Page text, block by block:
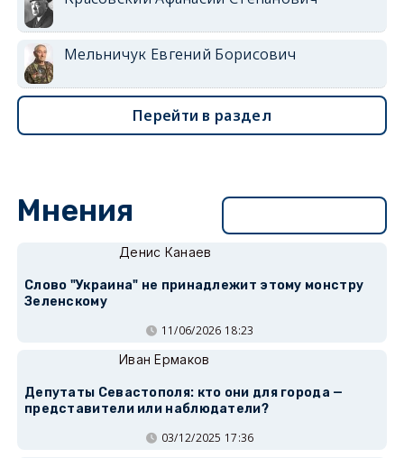
Мельничук Евгений Борисович
Перейти в раздел
Мнения
Денис Канаев
Слово "Украина" не принадлежит этому монстру
Зеленскому
11/06/2026 18:23
Иван Ермаков
Депутаты Севастополя: кто они для города —
представители или наблюдатели?
03/12/2025 17:36